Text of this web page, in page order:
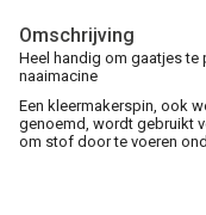
Omschrijving
Heel handig om gaatjes
naaimacine
Een kleermakerspin, ook
genoemd, wordt gebruikt
om stof door te voeren